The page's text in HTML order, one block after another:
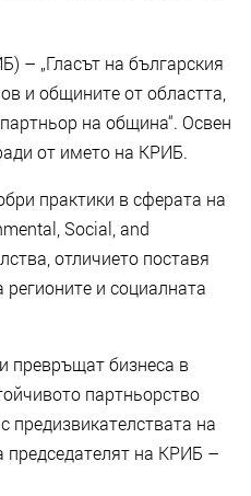
– „Гласът на българския
и общините от областта,
на община“. Освен
от името на КРИБ.
практики в сферата на
Social, and
отличието поставя
регионите и социалната
превръщат бизнеса в
партньорство
на
председателят на КРИБ –